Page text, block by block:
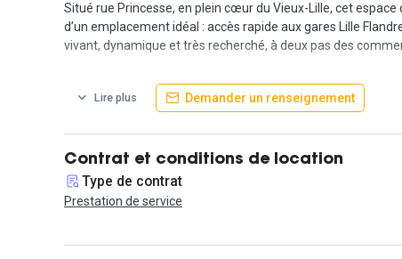
Situé rue Princesse, en plein cœur du Vieux-Lille, cet
d’un emplacement idéal : accès rapide aux gares Lille
vivant, dynamique et très recherché, à deux pas des
L’espace propose un ensemble complet de services,
scanner, imprimante, écran TV, vidéoprojecteur, internet
domiciliation sont inclus, tout comme le café à volonté et le
L’accès au lieu est possible 24h/24 et 7j/7, offrant une
Les conditions de location sont simples et flexibles avec un
Lire plus Demander un renseignement
Contrat et conditions de location
Type de contrat
Prestation de service